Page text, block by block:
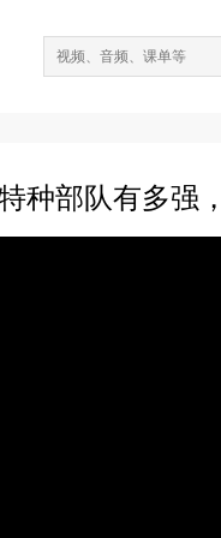
种部队有多强